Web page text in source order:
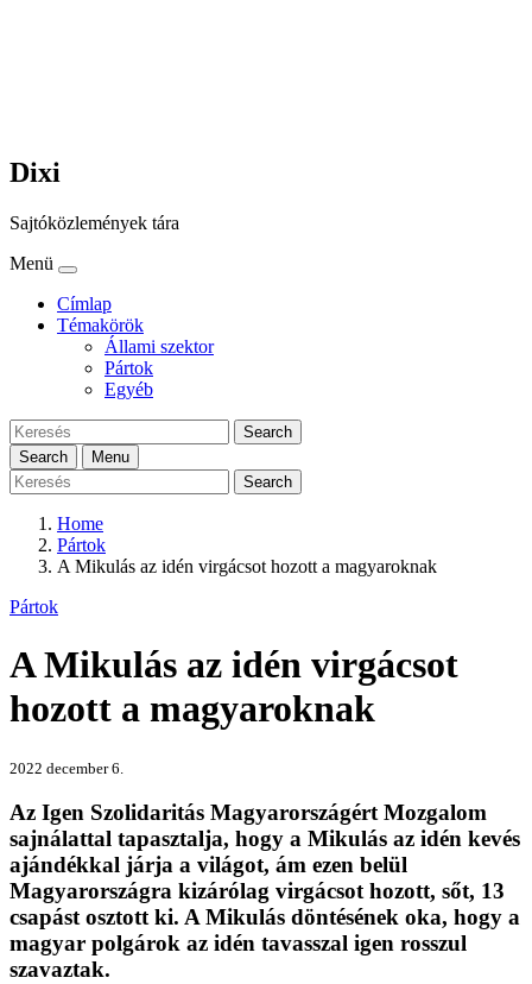
Dixi
Sajtóközlemények tára
Menü
Címlap
Témakörök
Állami szektor
Pártok
Egyéb
Search
Search
Menu
Search
Home
Pártok
A Mikulás az idén virgácsot hozott a magyaroknak
Pártok
A Mikulás az idén virgácsot
hozott a magyaroknak
2022 december 6.
Az Igen Szolidaritás Magyarországért Mozgalom
sajnálattal tapasztalja, hogy a Mikulás az idén kevés
ajándékkal járja a világot, ám ezen belül
Magyarországra kizárólag virgácsot hozott, sőt, 13
csapást osztott ki. A Mikulás döntésének oka, hogy a
magyar polgárok az idén tavasszal igen rosszul
szavaztak.